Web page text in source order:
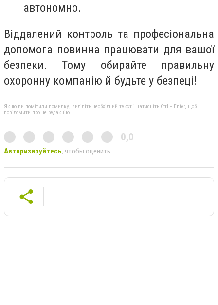
автономно.
Віддалений контроль та професіональна
допомога повинна працювати для вашої
безпеки. Тому обирайте правильну
охоронну компанію й будьте у безпеці!
Якщо ви помітили помилку, виділіть необхідний текст і натисніть Ctrl + Enter, щоб
повідомити про це редакцію
0,0
Авторизируйтесь, чтобы оценить